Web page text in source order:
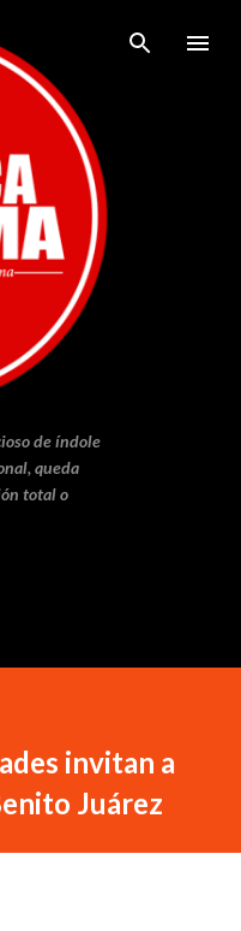
de índole
queda
total o
invitan a
Juárez